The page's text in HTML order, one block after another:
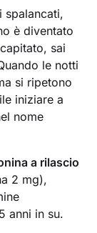
spalancati,
è diventato
sai
le notti
si ripetono
iniziare a
nome
a rilascio
2 mg),
anni in su.